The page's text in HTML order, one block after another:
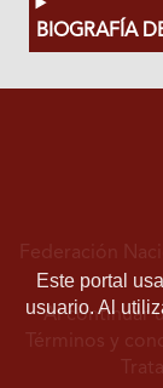
BIOGRAFÍA
Este portal
usuario. Al
Federación
Al continuar
Términos y